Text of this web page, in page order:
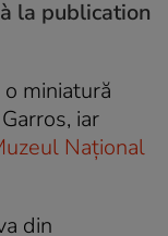
la publication
miniatură
iar
Național
din